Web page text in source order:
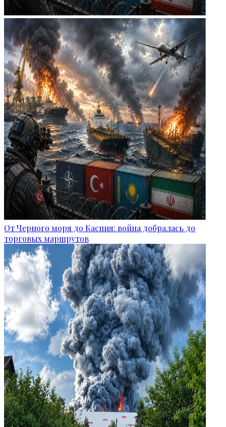
От Черного моря до Каспия: война добралась до
торговых маршрутов